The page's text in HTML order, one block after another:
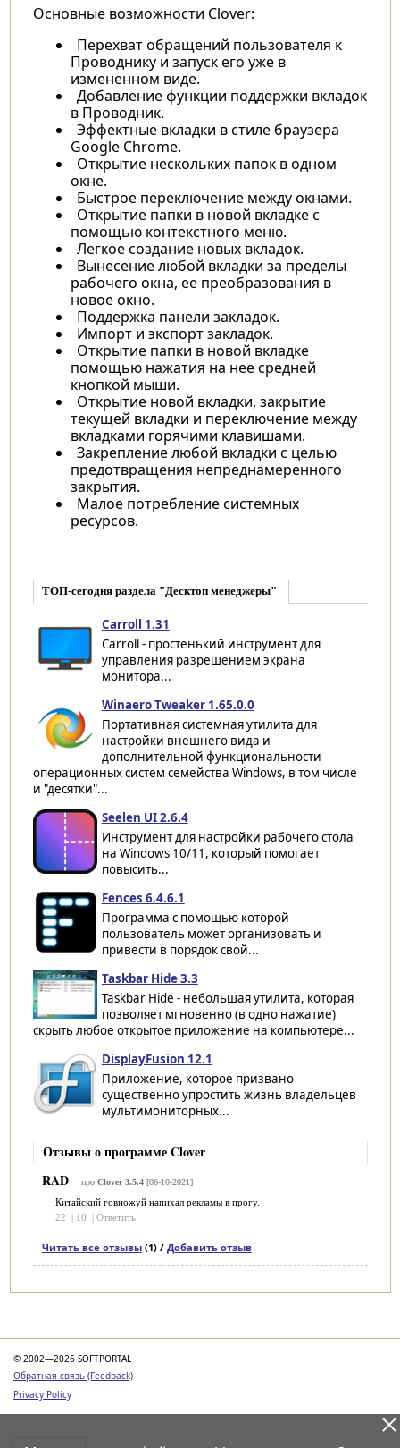
Основные возможности Clover:
Перехват обращений пользователя к
Проводнику и запуск его уже в
измененном виде.
Добавление функции поддержки вкладок
в Проводник.
Эффектные вкладки в стиле браузера
Google Chrome.
Открытие нескольких папок в одном
окне.
Быстрое переключение между окнами.
Открытие папки в новой вкладке с
помощью контекстного меню.
Легкое создание новых вкладок.
Вынесение любой вкладки за пределы
рабочего окна, ее преобразования в
новое окно.
Поддержка панели закладок.
Импорт и экспорт закладок.
Открытие папки в новой вкладке
помощью нажатия на нее средней
кнопкой мыши.
Открытие новой вкладки, закрытие
текущей вкладки и переключение между
вкладками горячими клавишами.
Закрепление любой вкладки с целью
предотвращения непреднамеренного
закрытия.
Малое потребление системных
ресурсов.
ТОП-сегодня раздела "Десктоп менеджеры"
Carroll 1.31
Carroll - простенький инструмент для
управления разрешением экрана
монитора...
Winaero Tweaker 1.65.0.0
Портативная системная утилита для
настройки внешнего вида и
дополнительной функциональности
операционных систем семейства Windows, в том числе
и "десятки"...
Seelen UI 2.6.4
Инструмент для настройки рабочего стола
на Windows 10/11, который помогает
повысить...
Fences 6.4.6.1
Программа с помощью которой
пользователь может организовать и
привести в порядок свой...
Taskbar Hide 3.3
Taskbar Hide - небольшая утилита, которая
позволяет мгновенно (в одно нажатие)
скрыть любое открытое приложение на компьютере...
DisplayFusion 12.1
Приложение, которое призвано
существенно упростить жизнь владельцев
мультимониторных...
Отзывы о программе Clover
RAD
про Clover 3.5.4[06-10-2021]
Китайский говножуй напихал рекламы в прогу.
22
10 Ответить
Читать все отзывы(1) / Добавить отзыв
© 2002—2026 SOFTPORTAL
Обратная связь (Feedback)
Privacy Policy